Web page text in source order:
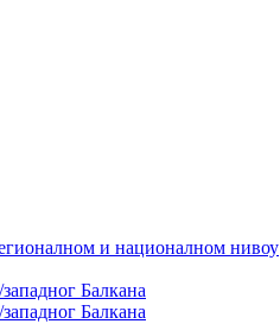
и националном нивоу
Балкана
Балкана